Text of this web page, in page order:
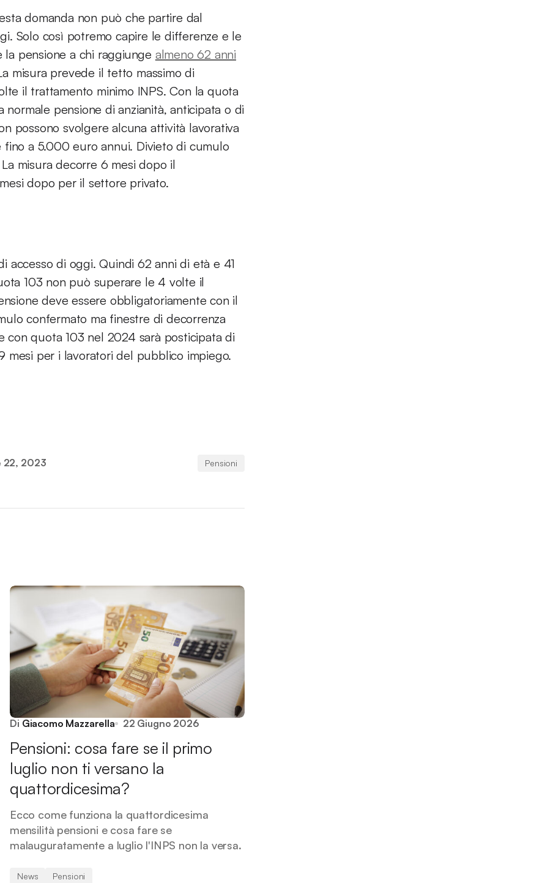
domanda non può che partire dal
Solo così potremo capire le differenze e le
pensione a chi raggiunge almeno 62 anni
misura prevede il tetto massimo di
il trattamento minimo INPS. Con la quota
pensione di anzianità, anticipata o di
possono svolgere alcuna attività lavorativa
a 5.000 euro annui. Divieto di cumulo
misura decorre 6 mesi dopo il
dopo per il settore privato.
accesso di oggi. Quindi 62 anni di età e 41
103 non può superare le 4 volte il
deve essere obbligatoriamente con il
confermato ma finestre di decorrenza
quota 103 nel 2024 sarà posticipata di
per i lavoratori del pubblico impiego.
22, 2023 Pensioni
Di Giacomo Mazzarella 22 Giugno 2026
Pensioni: cosa fare se il primo
luglio non ti versano la
quattordicesima?
Ecco come funziona la quattordicesima
mensilità pensioni e cosa fare se
malauguratamente a luglio l'INPS non la versa.
News Pensioni